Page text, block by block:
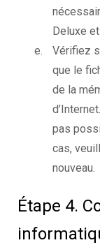
Deluxe et
Vérifiez
que le
de la
pas
cas,
nouveau.
Étape 4.